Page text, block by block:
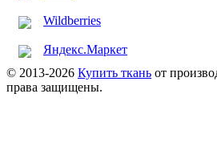
Wildberries
Яндекс.Маркет
© 2013-2026 Купить ткань от
права защищены.